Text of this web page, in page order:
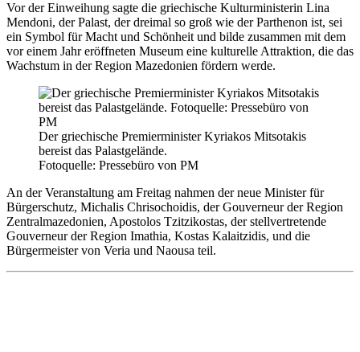
Vor der Einweihung sagte die griechische Kulturministerin Lina
Mendoni, der Palast, der dreimal so groß wie der Parthenon ist, sei
ein Symbol für Macht und Schönheit und bilde zusammen mit dem
vor einem Jahr eröffneten Museum eine kulturelle Attraktion, die das
Wachstum in der Region Mazedonien fördern werde.
Der griechische Premierminister Kyriakos Mitsotakis
bereist das Palastgelände.
Fotoquelle: Pressebüro von PM
An der Veranstaltung am Freitag nahmen der neue Minister für
Bürgerschutz, Michalis Chrisochoidis, der Gouverneur der Region
Zentralmazedonien, Apostolos Tzitzikostas, der stellvertretende
Gouverneur der Region Imathia, Kostas Kalaitzidis, und die
Bürgermeister von Veria und Naousa teil.